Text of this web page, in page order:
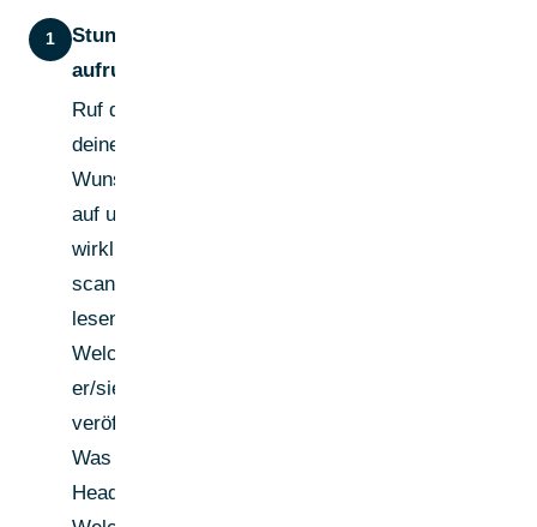
1
Stunde 0: Profil
aufrufen
Ruf das Profil
deines
Wunschkontakts
auf und lies es
wirklich. Nicht
scannen —
lesen. Notiere dir:
Welchen Post hat
er/sie zuletzt
veröffentlicht?
Was steht im
Headline?